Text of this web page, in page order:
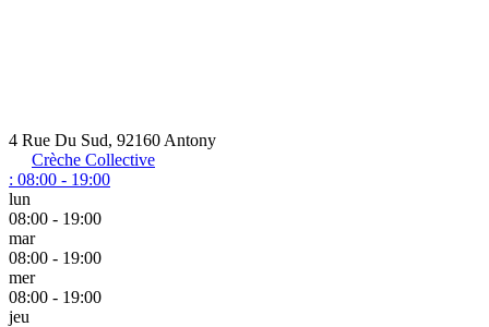
4 Rue Du Sud, 92160 Antony
Crèche Collective
: 08:00 - 19:00
lun
08:00 - 19:00
mar
08:00 - 19:00
mer
08:00 - 19:00
jeu